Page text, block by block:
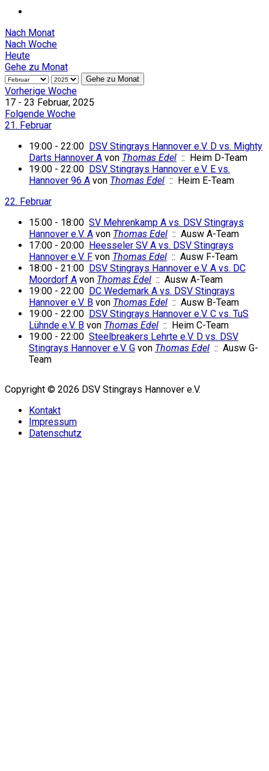
Nach Monat
Nach Woche
Heute
Gehe zu Monat
Gehe zu Monat
Vorherige Woche
17 - 23 Februar, 2025
Folgende Woche
21. Februar
19:00 - 22:00 DSV Stingrays Hannover e.V. D vs. Mighty
Darts Hannover A von Thomas Edel :: Heim D-Team
19:00 - 22:00 DSV Stingrays Hannover e.V. E vs.
Hannover 96 A von Thomas Edel :: Heim E-Team
22. Februar
15:00 - 18:00 SV Mehrenkamp A vs. DSV Stingrays
Hannover e.V. A von Thomas Edel :: Ausw A-Team
17:00 - 20:00 Heesseler SV A vs. DSV Stingrays
Hannover e.V. F von Thomas Edel :: Ausw F-Team
18:00 - 21:00 DSV Stingrays Hannover e.V. A vs. DC
Moordorf A von Thomas Edel :: Ausw A-Team
19:00 - 22:00 DC Wedemark A vs. DSV Stingrays
Hannover e.V. B von Thomas Edel :: Ausw B-Team
19:00 - 22:00 DSV Stingrays Hannover e.V. C vs. TuS
Lühnde e.V. B von Thomas Edel :: Heim C-Team
19:00 - 22:00 Steelbreakers Lehrte e.V. D vs. DSV
Stingrays Hannover e.V. G von Thomas Edel :: Ausw G-
Team
Copyright © 2026 DSV Stingrays Hannover e.V.
Kontakt
Impressum
Datenschutz